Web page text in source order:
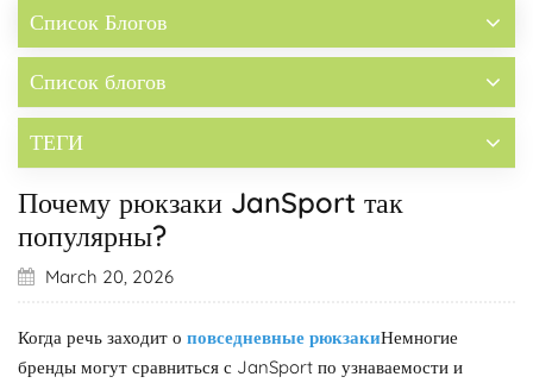
Список Блогов
Список блогов
ТЕГИ
Почему рюкзаки JanSport так
популярны?
March 20, 2026
Когда речь заходит о повседневные рюкзакиНемногие
бренды могут сравниться с JanSport по узнаваемости и